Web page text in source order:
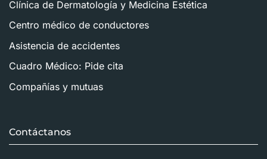
Clínica de Dermatología y Medicina Estética
Centro médico de conductores
Asistencia de accidentes
Cuadro Médico: Pide cita
Compañías y mutuas
Contáctanos